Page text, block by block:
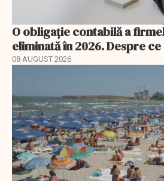
O obligație contabilă a
eliminată în 2026. Despre
08 AUGUST 2026